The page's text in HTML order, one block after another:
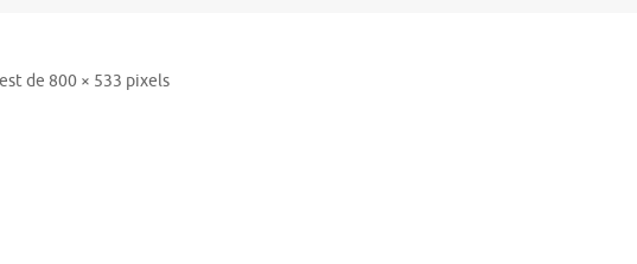
de800 × 533 pixels